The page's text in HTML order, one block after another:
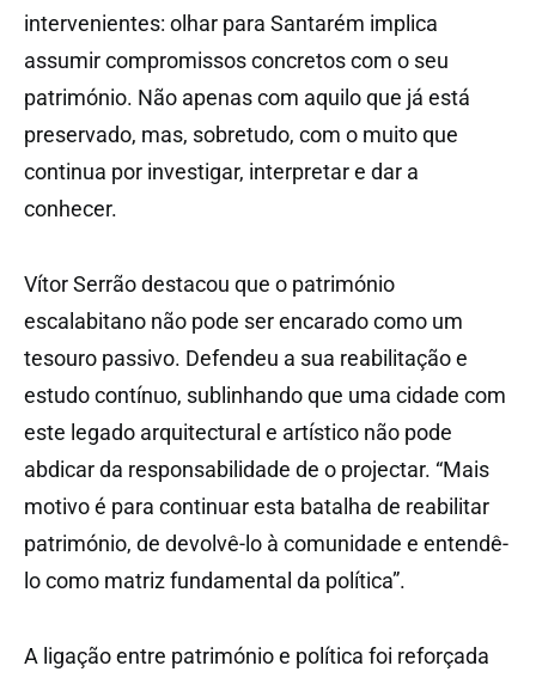
intervenientes: olhar para Santarém implica
assumir compromissos concretos com o seu
património. Não apenas com aquilo que já está
preservado, mas, sobretudo, com o muito que
continua por investigar, interpretar e dar a
conhecer.
Vítor Serrão destacou que o património
escalabitano não pode ser encarado como um
tesouro passivo. Defendeu a sua reabilitação e
estudo contínuo, sublinhando que uma cidade com
este legado arquitectural e artístico não pode
abdicar da responsabilidade de o projectar. “Mais
motivo é para continuar esta batalha de reabilitar
património, de devolvê-lo à comunidade e entendê-
lo como matriz fundamental da política”.
A ligação entre património e política foi reforçada